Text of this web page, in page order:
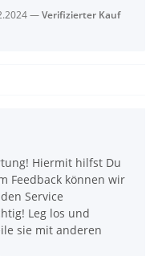
Hiermit hilfst Du
Feedback können wir
Service
Leg los und
sie mit anderen
Verifizierter Kauf